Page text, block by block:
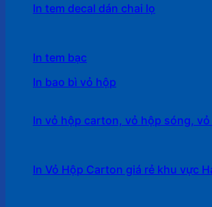
In tem decal dán chai lọ
In tem bạc
In bao bì vỏ hộp
In vỏ hộp carton, vỏ hộp sóng,
In Vỏ Hộp Carton giá rẻ khu vực